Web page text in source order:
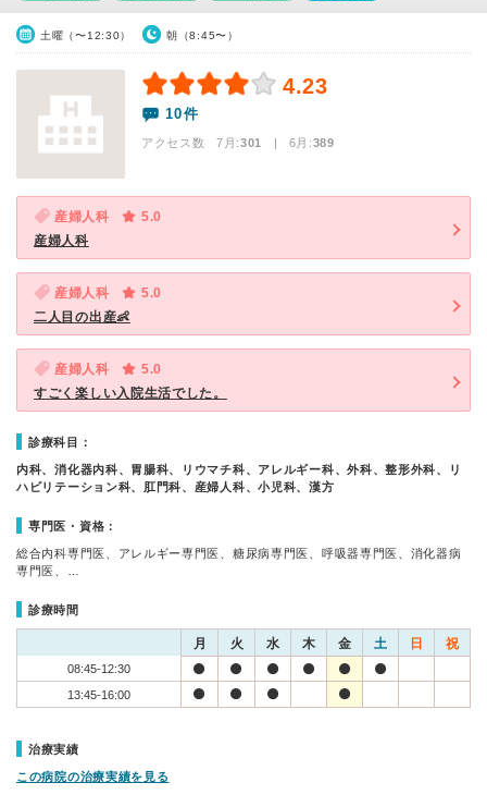
土曜（〜12:30） 朝（8:45〜）
4.23
10件
アクセス数 7月:301 | 6月:389
産婦人科
5.0
産婦人科
産婦人科
5.0
二人目の出産👶
産婦人科
5.0
すごく楽しい入院生活でした。
診療科目：
内科、消化器内科、胃腸科、リウマチ科、アレルギー科、外科、整形外科、リ
ハビリテーション科、肛門科、産婦人科、小児科、漢方
専門医・資格：
総合内科専門医、アレルギー専門医、糖尿病専門医、呼吸器専門医、消化器病
専門医、…
診療時間
月 火 水 木 金 土 日 祝
08:45-12:30
13:45-16:00
治療実績
この病院の治療実績を見る